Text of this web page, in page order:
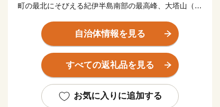
町の最北にそびえる紀伊半島南部の最高峰、大塔山（標
場が所在する高池地区は古座川河口域に位置し、大半の
集落は川添いの狭小な耕地に散在し、町を形成していま
す｡町面積の約96％が森林で、気候は一般に温暖多雨で
樹木の育成に適しており、良質な古座川材の産地として
また、古座川流域は、豊かな観光資源にも恵まれてお
自治体情報を見る
すべての返礼品を見る
お気に入りに追加する